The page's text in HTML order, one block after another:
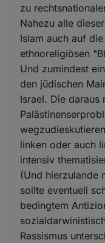
zu
Nahezu alle
Islam auch auf
ethnoreligiösen
Und zumindest
den jüdischen
Israel. Die daraus
linken oder auch
intensiv
(Und hierzulande
sollte eventuell
bedingtem
Rassismus